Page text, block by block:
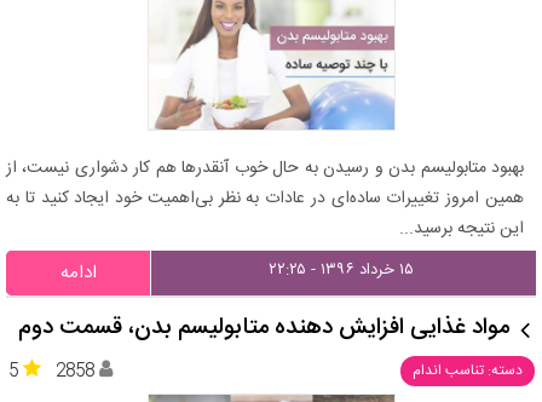
بهبود متابولیسم بدن و رسیدن به حال خوب آنقدرها هم کار دشواری نیست، از
همین امروز تغییرات ساده‌ای در عادات به نظر بی‌اهمیت خود ایجاد کنید تا به
این نتیجه برسید...
۱۵ خرداد ۱۳۹۶ - ۲۲:۲۵ ادامه
مواد غذایی افزایش دهنده متابولیسم بدن، قسمت دوم
دسته: تناسب اندام 5 2858